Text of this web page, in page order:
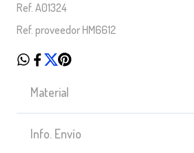
Ref. A01324
Ref. proveedor HM6612
Material
Info. Envío